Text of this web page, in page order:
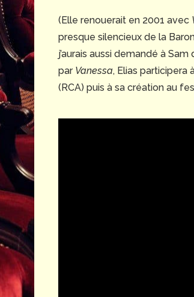
(Elle renouerait en 2001 avec
presque silencieux de la
j’aurais aussi demandé à
par Vanessa, Elias participera
(RCA) puis à sa création au